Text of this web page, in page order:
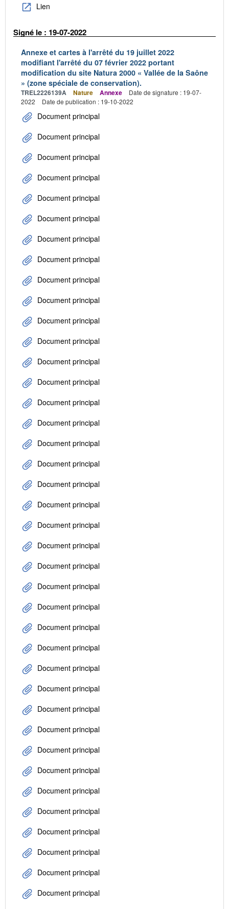
Lien
Signé le : 19-07-2022
Annexe et cartes à l'arrêté du 19 juillet 2022
modifiant l'arrêté du 07 février 2022 portant
modification du site Natura 2000 « Vallée de la Saône
» (zone spéciale de conservation).
TREL2226139A Nature Annexe
Date de signature : 19-07-
2022
Date de publication : 19-10-2022
Document principal
Document principal
Document principal
Document principal
Document principal
Document principal
Document principal
Document principal
Document principal
Document principal
Document principal
Document principal
Document principal
Document principal
Document principal
Document principal
Document principal
Document principal
Document principal
Document principal
Document principal
Document principal
Document principal
Document principal
Document principal
Document principal
Document principal
Document principal
Document principal
Document principal
Document principal
Document principal
Document principal
Document principal
Document principal
Document principal
Document principal
Document principal
Document principal